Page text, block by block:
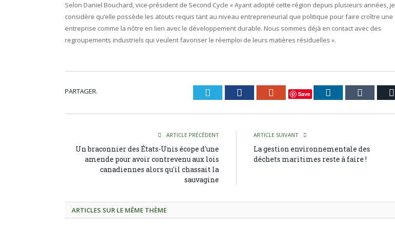
Selon Daniel Bouchard, vice-président de Second Cycle « Ayant adopté cette région depuis plusieurs années, je
considère qu’elle possède les atouts requis tant au niveau entrepreneurial que politique pour faire croître une
entreprise comme la nôtre en lien avec le développement durable. Nous sommes déjà en contact avec des
regroupements industriels qui veulent favoriser le réemploi de leurs matières résiduelles ».
PARTAGER. Twitter Facebook Google+
Save LinkedIn Tumblr
ARTICLE PRÉCÉDENT
Un braconnier des États-Unis écope d'une
amende pour avoir contrevenu aux lois
canadiennes alors qu'il chassait la
sauvagine
ARTICLE SUIVANT
La gestion environnementale des
déchets maritimes reste à faire !
ARTICLES SUR LE MÊME THÈME